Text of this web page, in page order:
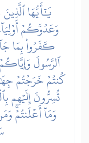
يَٰٓأَيُّهَا
وَعَدُوَّكُمۡ
كَفَرُواْ بِمَا
ٱلرَّسُولَ
كُنتُمۡ خَرَجۡتُمۡ
تُسِرُّونَ إِلَيۡهِم
وَمَآ أَعۡلَنتُمۡۚ